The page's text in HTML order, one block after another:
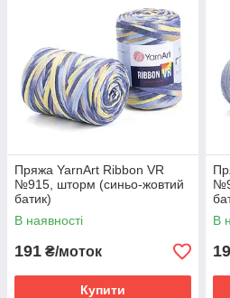
Пряжа YarnArt Ribbon VR
№915, шторм (синьо-жовтий
батик)
В наявності
191 ₴/моток
Купити
В